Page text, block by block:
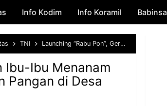
Skip to main content
Info Kodim Info Koramil Babinsa
TNI Launching “Rabu Pon”, Gerakan Ibu-Ibu Menanam Pohon untuk Dukung Ketahanan Pangan di Desa Pandeyan
Ibu-Ibu Menanam
Pangan di Desa